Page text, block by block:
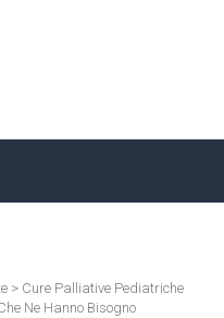
> Cure Palliative Pediatriche
Ne Hanno Bisogno